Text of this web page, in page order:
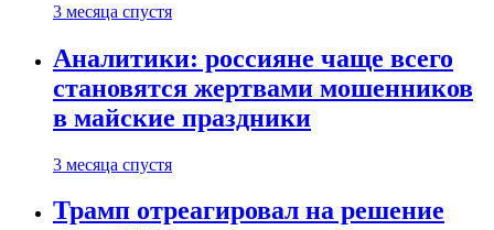
3 месяца спустя
Аналитики: россияне чаще всего
становятся жертвами мошенников
в майские праздники
3 месяца спустя
Трамп отреагировал на решение